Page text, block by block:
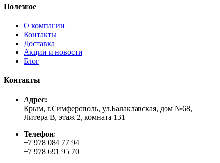
Полезное
О компании
Контакты
Доставка
Акции и новости
Блог
Контакты
Адрес:
Крым, г.Симферополь, ул.Балаклавская, дом №68,
Литера В, этаж 2, комната 131
Телефон:
+7 978 084 77 94
+7 978 691 95 70